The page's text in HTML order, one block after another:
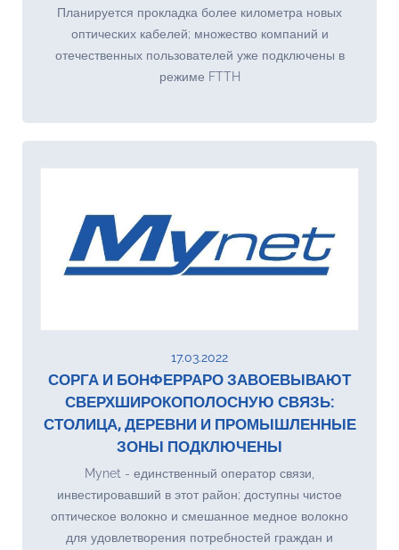
Планируется прокладка более километра новых
оптических кабелей; множество компаний и
отечественных пользователей уже подключены в
режиме FTTH
17.03.2022
СОРГА И БОНФЕРРАРО ЗАВОЕВЫВАЮТ
СВЕРХШИРОКОПОЛОСНУЮ СВЯЗЬ:
СТОЛИЦА, ДЕРЕВНИ И ПРОМЫШЛЕННЫЕ
ЗОНЫ ПОДКЛЮЧЕНЫ
Mynet - единственный оператор связи,
инвестировавший в этот район; доступны чистое
оптическое волокно и смешанное медное волокно
для удовлетворения потребностей граждан и